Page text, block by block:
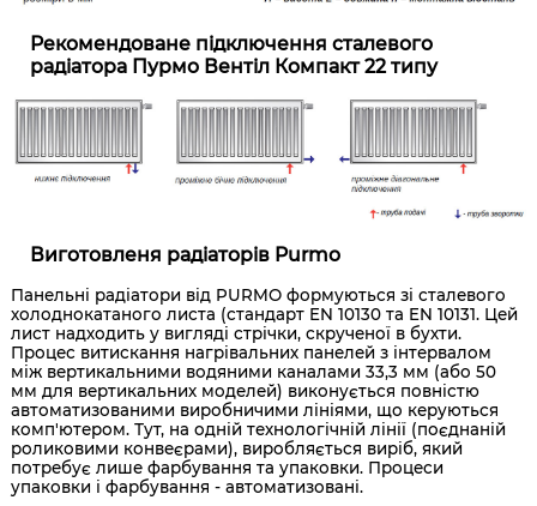
Рекомендоване підключення сталевого
радіатора Пурмо Вентіл Компакт 22 типу
Виготовленя радіаторів Purmo
Панельні радіатори від PURMO формуються зі сталевого
холоднокатаного листа (стандарт EN 10130 та EN 10131. Цей
лист надходить у вигляді стрічки, скрученої в бухти.
Процес витискання нагрівальних панелей з інтервалом
між вертикальними водяними каналами 33,3 мм (або 50
мм для вертикальних моделей) виконується повністю
автоматизованими виробничими лініями, що керуються
комп'ютером. Тут, на одній технологічній лінії (поєднаній
роликовими конвеєрами), виробляється виріб, який
потребує лише фарбування та упаковки. Процеси
упаковки і фарбування - автоматизовані.